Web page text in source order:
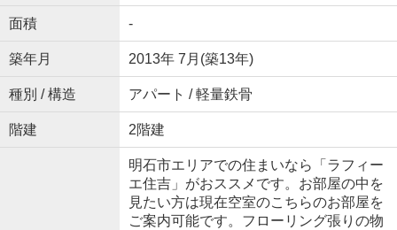
面積 -
築年月 2013年 7月(築13年)
種別 / 構造 アパート / 軽量鉄骨
階建 2階建
明石市エリアでの住まいなら「ラフィー
エ住吉」がおススメです。お部屋の中を
見たい方は現在空室のこちらのお部屋を
ご案内可能です。フローリング張りの物